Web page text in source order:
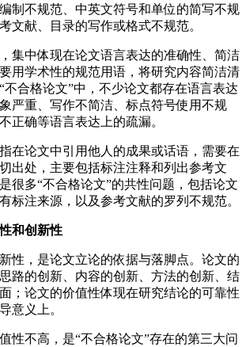
制不规范、中英文符号和单位的简写不规
文献、目录的写作或格式不规范。
集中体现在论文语言表达的准确性、简洁
用学术性的规范用语，将研究内容简洁清
不合格论文”中，不少论文都存在语言表达
严重、写作不简洁、标点符号使用不规
正确等语言表达上的疏漏。
在论文中引用他人的成果或话语，需要在
出处，主要包括标注注释和列出参考文
很多“不合格论文”的共性问题，包括论文
标注来源，以及参考文献的罗列不规范。
和创新性
性，是论文立论的依据与落脚点。论文的
路的创新、内容的创新、方法的创新、结
；论文的价值性体现在研究结论的可靠性
意义上。
性不高，是“不合格论文”存在的第三大问